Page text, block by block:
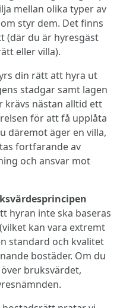
mellan olika typer av
styr dem. Det finns
(där du är hyresgäst
eller villa).
din rätt att hyra ut
stadgar samt lagen
krävs nästan alltid ett
för att få upplåta
däremot äger en villa,
fortfarande av
och ansvar mot
hyran inte ska baseras
kan vara extremt
standard och kvalitet
bostäder. Om du
bruksvärdet,